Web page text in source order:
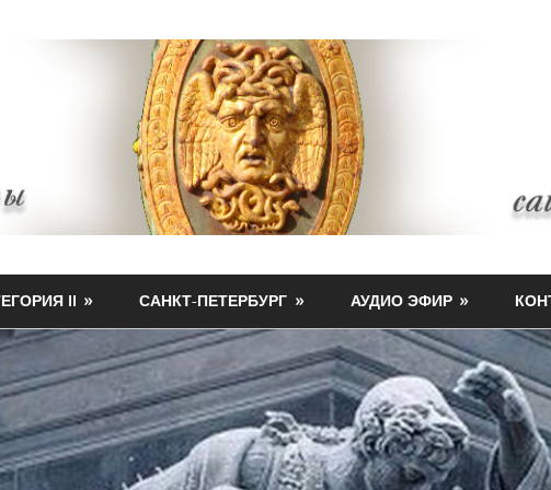
II САНКТ-ПЕТЕРБУРГ АУДИО ЭФИР